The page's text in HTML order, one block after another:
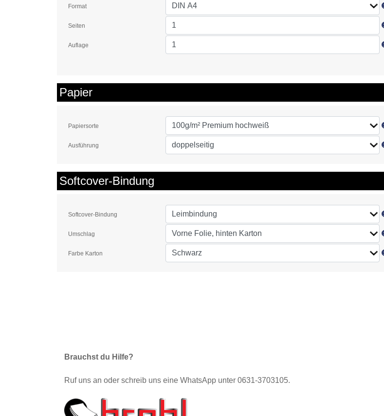
Format
Seiten
Auflage
Papier
Papiersorte
Ausführung
Softcover-Bindung
Softcover-Bindung
Umschlag
Farbe Karton
Brauchst du Hilfe?
Ruf uns an oder schreib uns eine WhatsApp unter 0631-3703105.